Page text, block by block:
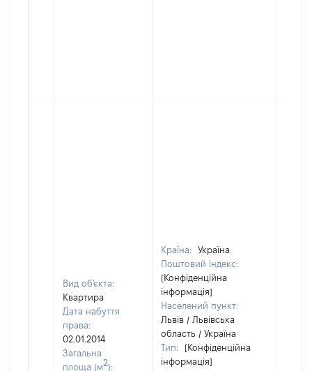
Вид об'єкта:
Квартира
Дата набуття
права:
02.01.2014
Загальна
площа (м2):
Країна:
Україна
Поштовий індекс:
[Конфіденційна
інформація]
Населений пункт:
Львів / Львівська
область / Україна
Тип:
[Конфіденційна
інформація]